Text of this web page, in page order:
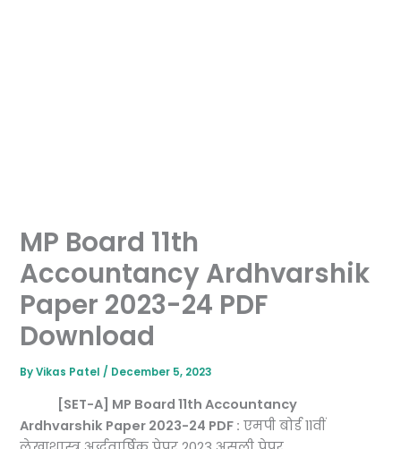
MP Board 11th
Accountancy Ardhvarshik
Paper 2023-24 PDF
Download
ByVikas Patel/ December 5, 2023
[SET-A] MP Board 11th Accountancy
Ardhvarshik Paper 2023-24 PDF : एमपी बोर्ड 11वीं